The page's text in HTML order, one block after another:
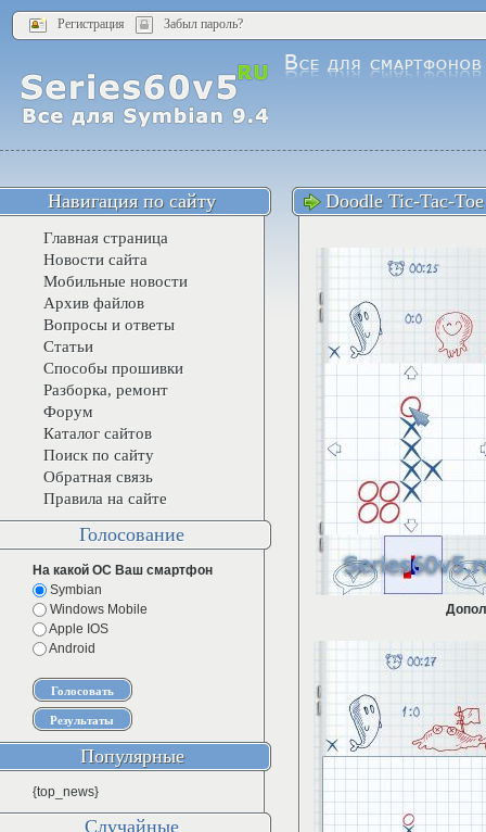
Регистрация Забыл пароль?
Doodle Tic-Tac-Toe
Навигация по сайту
Главная страница
Новости сайта
Мобильные новости
Архив файлов
Вопросы и ответы
Статьи
Способы прошивки
Разборка, ремонт
Форум
Каталог сайтов
Поиск по сайту
Обратная связь
Правила на сайте
Голосование
На какой ОС Ваш смартфон
Symbian
Windows Mobile
Apple IOS
Android
Популярные
{top_news}
Случайные